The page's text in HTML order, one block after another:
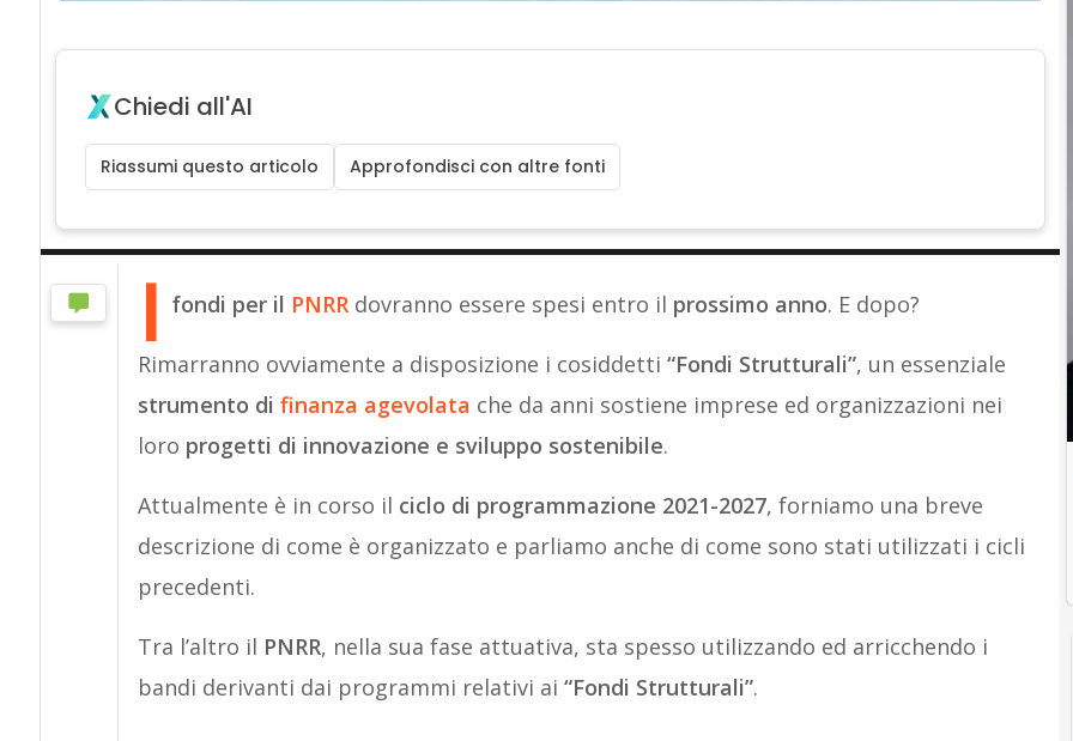
Chiedi all'AI
Riassumi questo articolo Approfondisci con altre fonti
I fondi per il PNRR dovranno essere spesi entro il prossimo anno. E dopo?
Rimarranno ovviamente a disposizione i cosiddetti “Fondi Strutturali”, un essenziale
strumento di finanza agevolata che da anni sostiene imprese ed organizzazioni nei
loro progetti di innovazione e sviluppo sostenibile.
Attualmente è in corso il ciclo di programmazione 2021-2027, forniamo una breve
descrizione di come è organizzato e parliamo anche di come sono stati utilizzati i cicli
precedenti.
Tra l’altro il PNRR, nella sua fase attuativa, sta spesso utilizzando ed arricchendo i
bandi derivanti dai programmi relativi ai “Fondi Strutturali”.